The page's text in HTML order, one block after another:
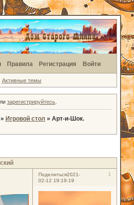
Правила Регистрация Войти
Активные темы
зарегистрируйтесь
» Игровой стол » Арт-и-Шок.
Поделиться 1
2021-
02-12 19:19:19